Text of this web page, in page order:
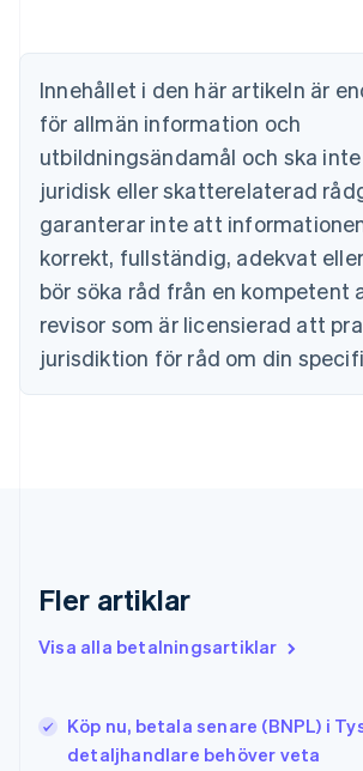
Innehållet i den här artikeln är
för allmän information och
utbildningsändamål och ska
juridisk eller skatterelaterad
garanterar inte att
korrekt, fullständig, adekvat
bör söka råd från en kompetent
revisor som är licensierad att
jurisdiktion för råd om din
Fler artiklar
Visa alla betalningsartiklar
Köp nu, betala senare (BNPL) i
detaljhandlare behöver veta
Brasilien
PortuguêsEnglish
Bulgarien
English
Cypern
Danmark
English
Estland
English
Fastlandskina
简体中文English
EnglishSvenska
Frankrike
Hongkong SAR, Kina
English 简体中文
Indien
Italien
ItalianoEnglish